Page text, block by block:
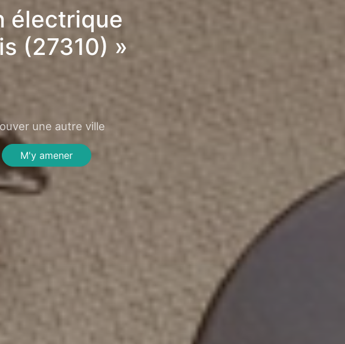
électrique
(27310) »
une autre ville
M'y amener